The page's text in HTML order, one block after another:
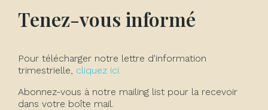
Tenez-vous informé
Pour télécharger notre lettre d'information
trimestrielle, cliquez ici.
Abonnez-vous à notre mailing list pour la recevoir
dans votre boîte mail.